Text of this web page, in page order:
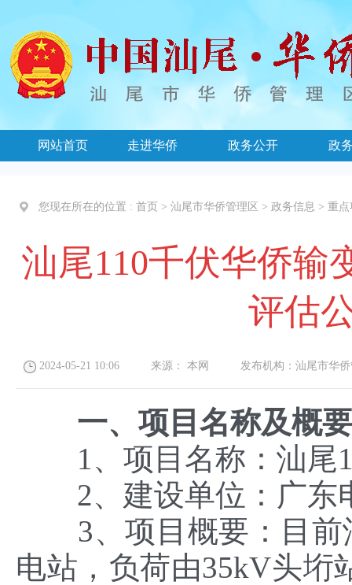
网站首页 走进华侨 政务公开 政
您现在所在的位置 : 首页 > 汕尾市华侨管理区 > 政务信息 > 重点
汕尾110千伏华侨
评估
2024-05-21 10:06 来源： 本网 发布机构： 汕尾市华
一、项目名称及概要
1、项目名称：汕尾
2、建设单位：广东
3、项目概要：目前
电站，负荷由35kV头垳